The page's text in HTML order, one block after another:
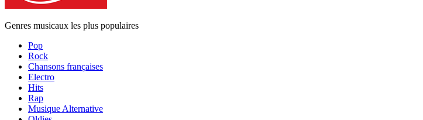
Genres musicaux les plus populaires
Pop
Rock
Chansons françaises
Electro
Hits
Rap
Musique Alternative